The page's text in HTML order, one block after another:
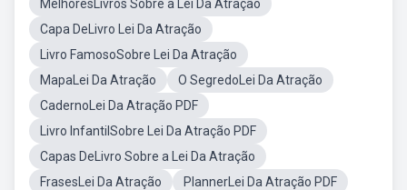
MelhoresLivros Sobre a Lei Da Atração
Capa DeLivro Lei Da Atração
Livro FamosoSobre Lei Da Atração
MapaLei Da Atração
O SegredoLei Da Atração
CadernoLei Da Atração PDF
Livro InfantilSobre Lei Da Atração PDF
Capas DeLivro Sobre a Lei Da Atração
FrasesLei Da Atração
PlannerLei Da Atração PDF